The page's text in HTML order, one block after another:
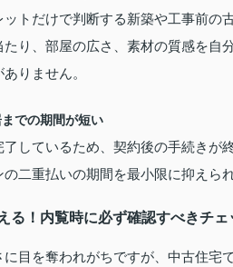
ットだけで判断する新築や工事前の
たり、部屋の広さ、素材の質感を自
りません。
での期間が短い
しているため、契約後の手続きが
二重払いの期間を最小限に抑えら
る！内覧時に必ず確認すべきチェ
に目を奪われがちですが、中古住